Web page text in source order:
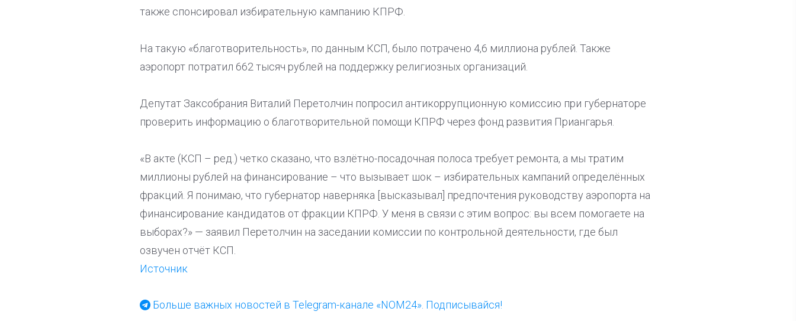
также спонсировал избирательную кампанию КПРФ.
На такую «благотворительность», по данным КСП, было потрачено 4,6 миллиона рублей. Также
аэропорт потратил 662 тысяч рублей на поддержку религиозных организаций.
Депутат Заксобрания Виталий Перетолчин попросил антикоррупционную комиссию при губернаторе
проверить информацию о благотворительной помощи КПРФ через фонд развития Приангарья.
«В акте (КСП – ред.) четко сказано, что взлётно-посадочная полоса требует ремонта, а мы тратим
миллионы рублей на финансирование – что вызывает шок – избирательных кампаний определённых
фракций. Я понимаю, что губернатор наверняка [высказывал] предпочтения руководству аэропорта на
финансирование кандидатов от фракции КПРФ. У меня в связи с этим вопрос: вы всем помогаете на
выборах?» — заявил Перетолчин на заседании комиссии по контрольной деятельности, где был
озвучен отчёт КСП.
Источник
Больше важных новостей в Telegram-канале «NOM24». Подписывайся!